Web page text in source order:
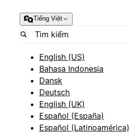
Tiếng Việt
English (US)
Bahasa Indonesia
Dansk
Deutsch
English (UK)
Español (España)
Español (Latinoamérica)